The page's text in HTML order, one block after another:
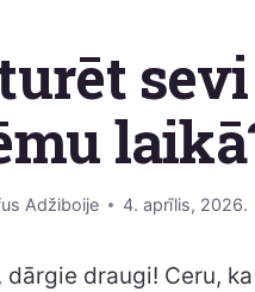
Adžiboije 4. aprīlis, 2026.
dārgie draugi! Ceru,